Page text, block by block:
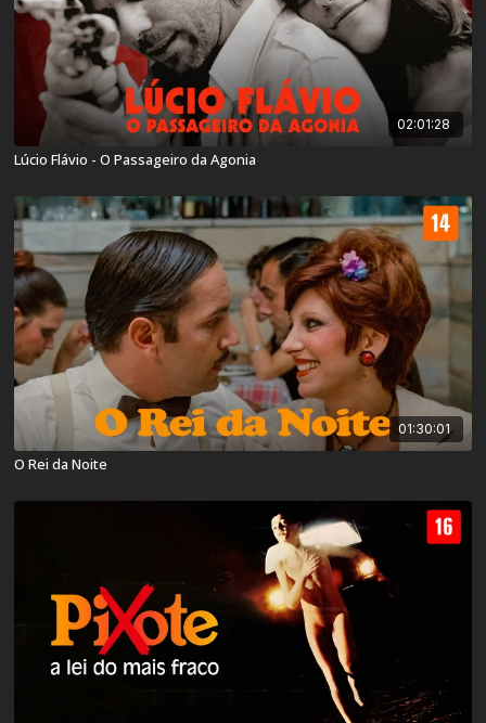
02:01:28
Lúcio Flávio - O Passageiro da Agonia
01:30:01
O Rei da Noite